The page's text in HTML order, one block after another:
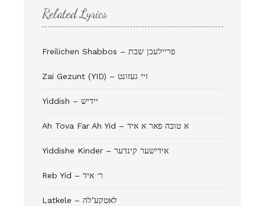
Related Lyrics
Freilichen Shabbos – פריילעכן שבת
Zai Gezunt (YID) – זיי געזונט
Yiddish – יידיש
Ah Tova Far Ah Yid – א טובה פאר א איד
Yiddishe Kinder – אידישער קינדער
Reb Yid – ר׳ איד
Latkele – לאטקע’לה